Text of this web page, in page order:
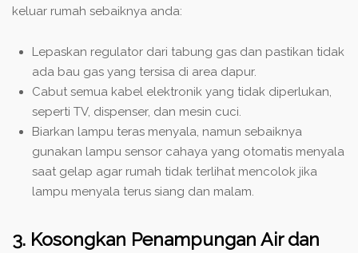
keluar rumah sebaiknya anda:
Lepaskan regulator dari tabung gas dan pastikan tidak
ada bau gas yang tersisa di area dapur.
Cabut semua kabel elektronik yang tidak diperlukan,
seperti TV, dispenser, dan mesin cuci.
Biarkan lampu teras menyala, namun sebaiknya
gunakan lampu sensor cahaya yang otomatis menyala
saat gelap agar rumah tidak terlihat mencolok jika
lampu menyala terus siang dan malam.
3. Kosongkan Penampungan Air dan